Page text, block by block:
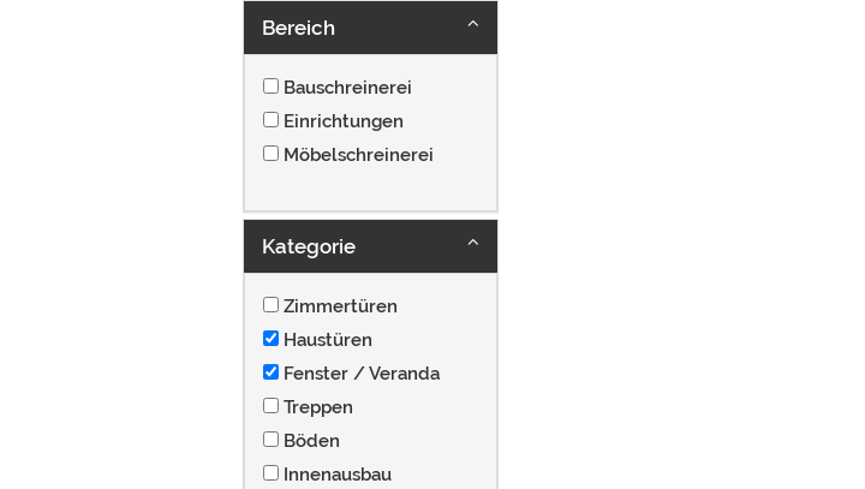
Bereich
Bauschreinerei
Einrichtungen
Möbelschreinerei
Kategorie
Zimmertüren
Haustüren
Fenster / Veranda
Treppen
Böden
Innenausbau